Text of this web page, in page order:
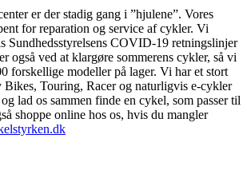
er der stadig gang i ”hjulene”. Vores
for reparation og service af cykler. Vi
Sundhedsstyrelsens COVID-19 retningslinjer
også ved at klargøre sommerens cykler, så vi
forskellige modeller på lager. Vi har et stort
Touring, Racer og naturligvis e-cykler
lad os sammen finde en cykel, som passer til
shoppe online hos os, hvis du mangler